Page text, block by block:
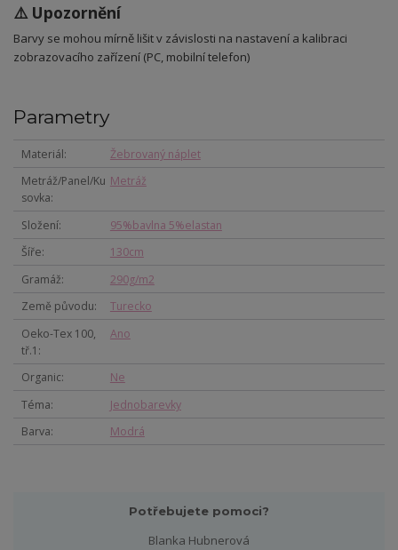
⚠️ Upozornění
Barvy se mohou mírně lišit v závislosti na nastavení a kalibraci
zobrazovacího zařízení (PC, mobilní telefon)
Parametry
Materiál
Žebrovaný náplet
Metráž/Panel/Ku
sovka
Metráž
Složení
95%bavlna 5%elastan
Šíře
130cm
Gramáž
290g/m2
Země původu
Turecko
Oeko-Tex 100,
tř.1
Ano
Organic
Ne
Téma
Jednobarevky
Barva
Modrá
Potřebujete pomoci?
Blanka Hubnerová